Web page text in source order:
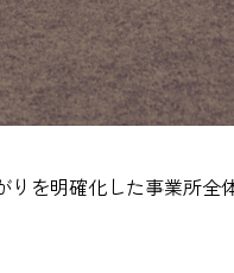
を明確化した事業所